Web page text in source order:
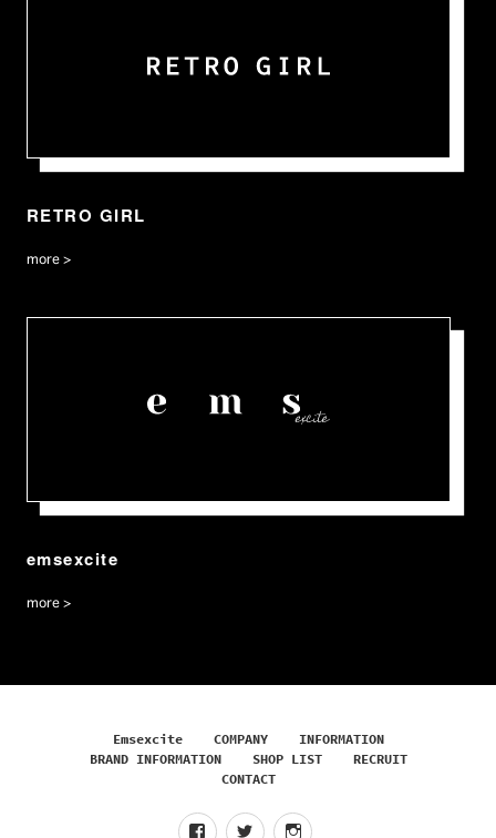
RETRO GIRL
more >
emsexcite
more >
Emsexcite COMPANY
INFORMATION
BRAND INFORMATION
SHOP LIST
RECRUIT
CONTACT
f
t
I